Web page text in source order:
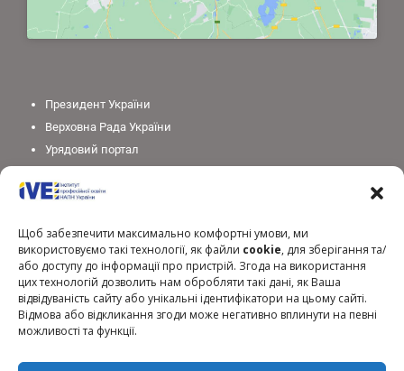
Щоб забезпечити максимально комфортні умови, ми
використовуємо такі технології, як файли cookie, для зберігання та/
або доступу до інформації про пристрій. Згода на використання
цих технологій дозволить нам обробляти такі дані, як Ваша
відвідуваність сайту або унікальні ідентифікатори на цьому сайті.
Відмова або відкликання згоди може негативно вплинути на певні
можливості та функції.
Президент України
Верховна Рада України
Урядовий портал
Міністерство освіти і науки України